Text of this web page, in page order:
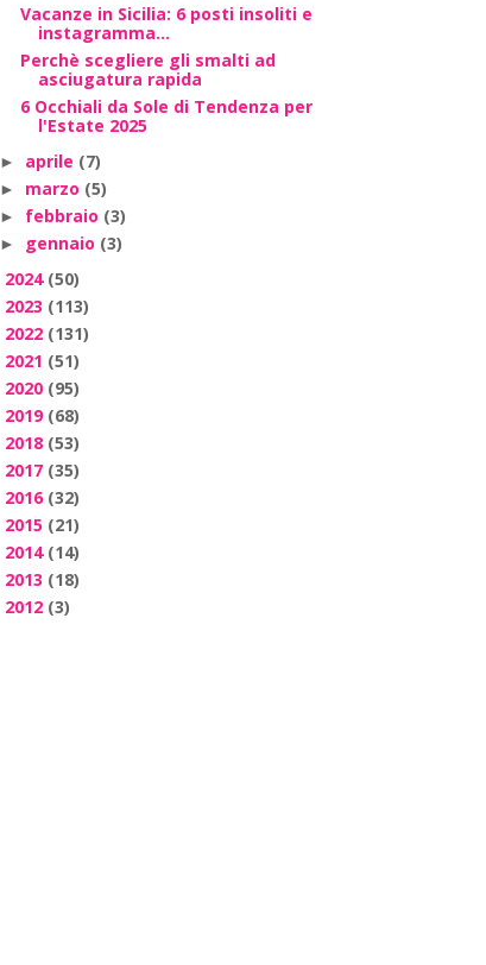
Vacanze in Sicilia: 6 posti insoliti e
instagramma...
Perchè scegliere gli smalti ad
asciugatura rapida
6 Occhiali da Sole di Tendenza per
l'Estate 2025
► aprile (7)
► marzo (5)
► febbraio (3)
► gennaio (3)
2024 (50)
2023 (113)
2022 (131)
2021 (51)
2020 (95)
2019 (68)
2018 (53)
2017 (35)
2016 (32)
2015 (21)
2014 (14)
2013 (18)
2012 (3)